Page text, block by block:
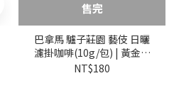
售完
巴拿馬 驢子莊園 藝伎 日曬
濾掛咖啡(10g/包) | 黃金烘
焙
NT$180